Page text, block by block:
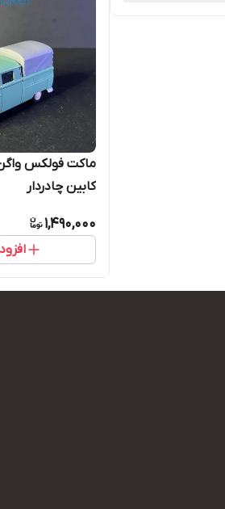
کابین چادردار
1,490,000